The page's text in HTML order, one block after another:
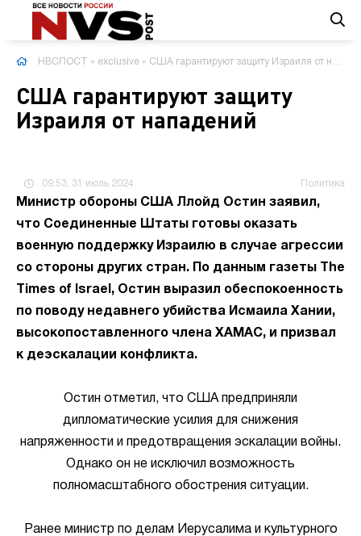
НВСПОСТ » exclusive » США гарантируют защиту Израиля от нападений
США гарантируют защиту
Израиля от нападений
09:53, 31 июль 2024 Политика
Министр обороны США Ллойд Остин заявил,
что Соединенные Штаты готовы оказать
военную поддержку Израилю в случае агрессии
со стороны других стран. По данным газеты The
Times of Israel, Остин выразил обеспокоенность
по поводу недавнего убийства Исмаила Хании,
высокопоставленного члена ХАМАС, и призвал
к деэскалации конфликта.
Остин отметил, что США предприняли
дипломатические усилия для снижения
напряженности и предотвращения эскалации войны.
Однако он не исключил возможность
полномасштабного обострения ситуации.
Ранее министр по делам Иерусалима и культурного